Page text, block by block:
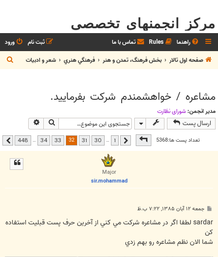
مرکز انجمنهای تخصصی
راهنما Rules تماس با ما ورود
ثبت نام
صفحه اول تالار
بخش فرهنگ، تمدن و هنر فرهنگي هنري شعر و ادبيات
ج
س
مشاعره / خواهشمندم شرکت بفرماييد.
مدیر انجمن: شوراي نظارت
ارسال پست جستجو
تعداد پست ها:5368
صفحه32از 448 قبلی …
30
31
32
33
34
…
448 بعدی
Major
sir.mohammad
پ
ت
جمعه ۱۲ آبان ۱۳۸۵, ۷:۲۲ ب.ظ
sardar لطفا اگر در مشاعره شرکت مي کني از آخرين حرف پست قبليت استفاده
کن
شما الان نظم مشاعره رو بهم زدي